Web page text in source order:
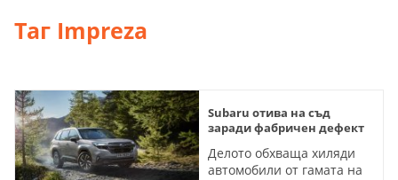
Таг Impreza
Subaru отива на съд
заради фабричен дефект
Делото обхваща хиляди
автомобили от гамата на